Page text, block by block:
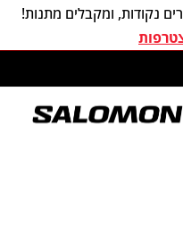
נקודות, ומקבלים מתנות!